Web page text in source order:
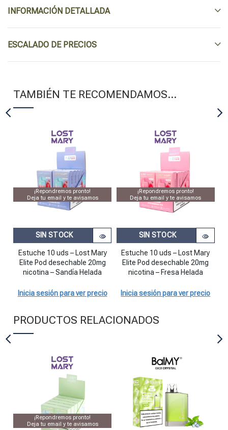
INFORMACIÓN DETALLADA
ESCALADO DE PRECIOS
TAMBIÉN TE RECOMENDAMOS…
¡Repondremos pronto!
Deja tu email y te avisamos
SIN STOCK
Estuche 10 uds – Lost Mary
Elite Pod desechable 20mg
nicotina – Sandía Helada
Inicia sesión para ver precio
¡Repondremos pronto!
Deja tu email y te avisamos
SIN STOCK
Estuche 10 uds – Lost Mary
Elite Pod desechable 20mg
nicotina – Fresa Helada
Inicia sesión para ver precio
PRODUCTOS RELACIONADOS
¡Repondremos pronto!
Deja tu email y te avisamos